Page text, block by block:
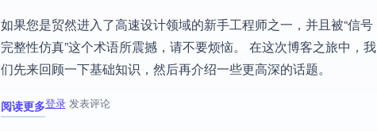
如果您是贸然进入了高速设计领域的新手工程师之一，并且被“信号
完整性仿真”这个术语所震撼，请不要烦恼。 在这次博客之旅中，我
们先来回顾一下基础知识，然后再介绍一些更高深的话题。
阅读更多
关于 硬件仿真世界
登录发表评论